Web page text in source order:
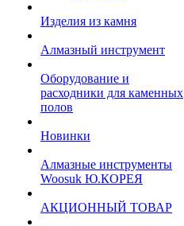
Изделия из камня
Алмазный инструмент
Оборудование и
расходники для каменных
полов
Новинки
Алмазные инструменты
Woosuk Ю.КОРЕЯ
АКЦИОННЫЙ ТОВАР